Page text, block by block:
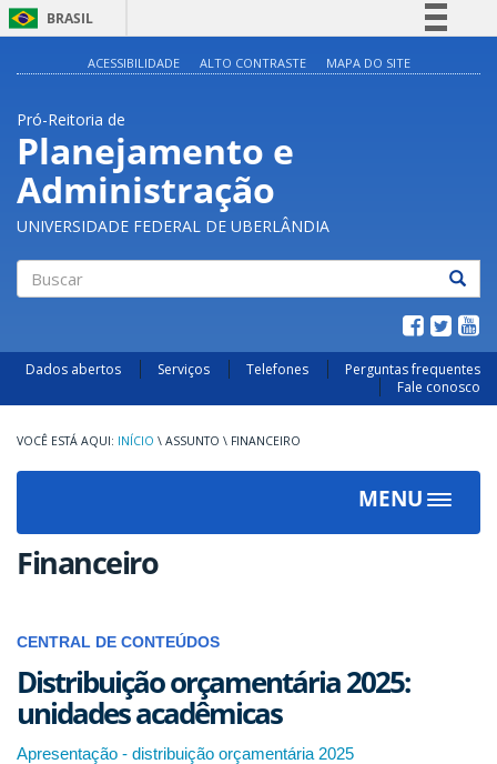
BRASIL
Acesso à informação
ACESSIBILIDADE ALTO CONTRASTE MAPA DO SITE
Pró-Reitoria de
Planejamento e
Administração
UNIVERSIDADE FEDERAL DE UBERLÂNDIA
Dados abertos Serviços Telefones
Perguntas frequentes
Fale conosco
INÍCIO \ ASSUNTO \ FINANCEIRO
MENU
Toggle
Financeiro
CENTRAL DE CONTEÚDOS
Distribuição orçamentária 2025:
unidades acadêmicas
Apresentação - distribuição orçamentária 2025